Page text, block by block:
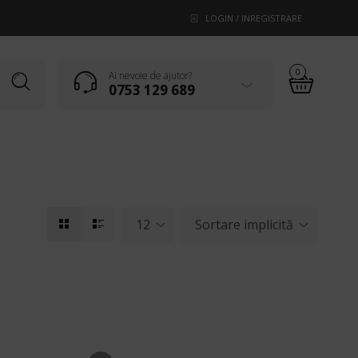
LOGIN / INREGISTRARE
Ai nevoie de ajutor?
0753 129 689
0
12 Sortare implicită